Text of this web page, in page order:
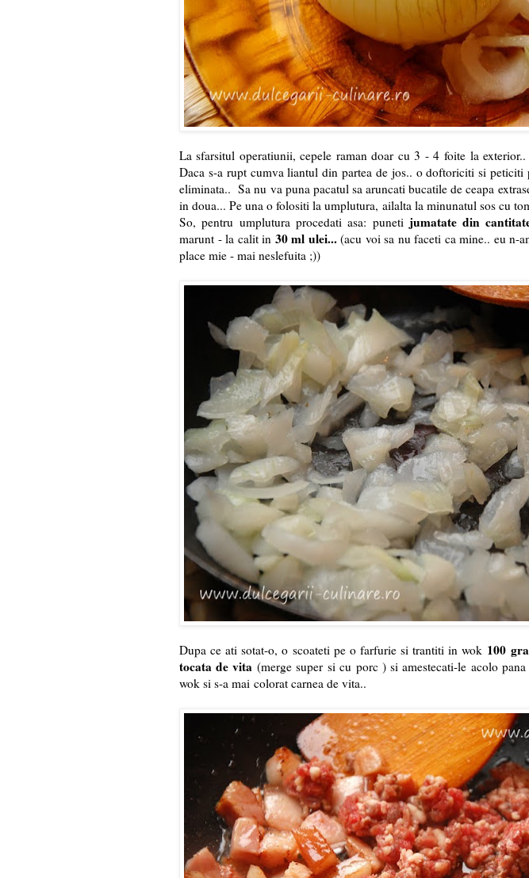
La sfarsitul operatiunii, cepele raman doar cu 3 - 4 foite la exterior..
Daca s-a rupt cumva liantul din partea de jos.. o doftoriciti si peticiti
eliminata.. Sa nu va puna pacatul sa aruncati bucatile de ceapa
in doua... Pe una o folositi la umplutura, ailalta la minunatul sos cu
So, pentru umplutura procedati asa: puneti jumatate din
marunt - la calit in 30 ml ulei...(acu voi sa nu faceti ca mine.. eu n-
place mie - mai neslefuita ;))
Dupa ce ati sotat-o, o scoateti pe o farfurie si trantiti in wok 100
tocata de vita (merge super si cu porc ) si amestecati-le acolo
wok si s-a mai colorat carnea de vita..